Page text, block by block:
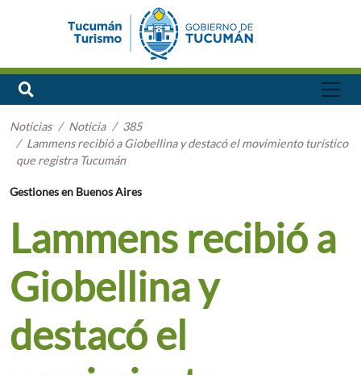
Noticias Noticia
385
Lammens recibió a Giobellina y destacó el movimiento turístico
que registra Tucumán
Gestiones en Buenos Aires
Lammens recibió a
Giobellina y
destacó el